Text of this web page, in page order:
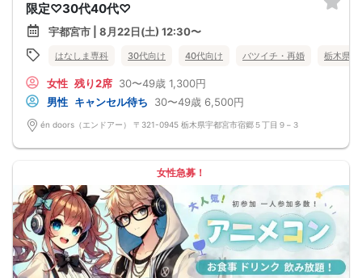
限定♡30代40代♡
宇都宮市 | 8月22日(土) 12:30〜
はなしま専科 30代向け 40代向け バツイチ・再婚 栃木県
女性 残り2席 30〜49歳 1,300円
男性 キャンセル待ち 30〜49歳 6,500円
én doors（エンドアー） 〒321-0945 栃木県宇都宮市宿郷５丁目９−３
女性急募！